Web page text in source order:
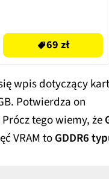
69 zł
wpis dotyczący
Potwierdza on
Prócz tego wiemy, że
VRAM toGDDR6